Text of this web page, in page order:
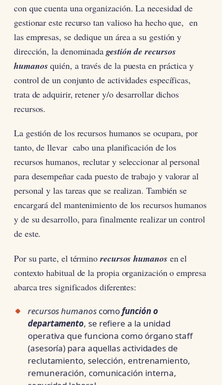
con que cuenta una organización. La necesidad de
gestionar este recurso tan valioso ha hecho que, en
las empresas, se dedique un área a su gestión y
dirección, la denominada gestión de recursos
humanos quién, a través de la puesta en práctica y
control de un conjunto de actividades específicas,
trata de adquirir, retener y/o desarrollar dichos
recursos.
La gestión de los recursos humanos se ocupara, por
tanto, de llevar cabo una planificación de los
recursos humanos, reclutar y seleccionar al personal
para desempeñar cada puesto de trabajo y valorar al
personal y las tareas que se realizan. También se
encargará del mantenimiento de los recursos humanos
y de su desarrollo, para finalmente realizar un control
de este.
Por su parte, el términorecursos humanos en el
contexto habitual de la propia organización o empresa
abarca tres significados diferentes:
recursos humanos comofunción o
departamento, se refiere a la unidad
operativa que funciona como órgano staff
(asesoría) para aquellas actividades de
reclutamiento, selección, entrenamiento,
remuneración, comunicación interna,